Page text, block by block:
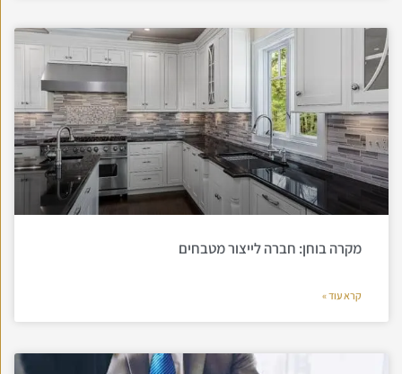
מקרה בוחן: חברה לייצור מטבחים
קרא עוד »